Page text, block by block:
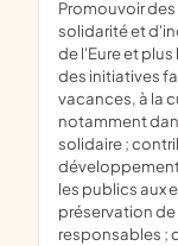
promouvoir des actions d'éducation populaire, de
solidarité et
de l'Eure et
des initiatives
vacances, à la
notamment
solidaire ;
les publics aux
préservation
responsables ;